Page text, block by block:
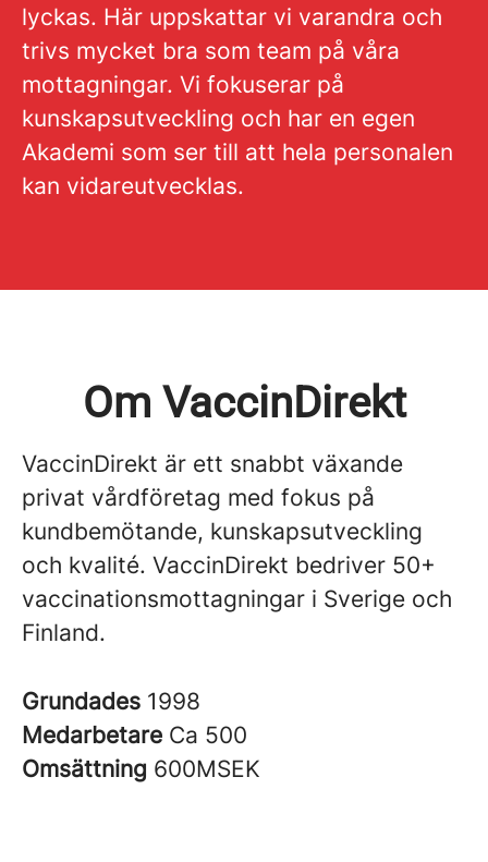
lyckas. Här uppskattar vi varandra och
trivs mycket bra som team på våra
mottagningar. Vi fokuserar på
kunskapsutveckling och har en egen
Akademi som ser till att hela personalen
kan vidareutvecklas.
Om VaccinDirekt
VaccinDirekt är ett snabbt växande
privat vårdföretag med fokus på
kundbemötande, kunskapsutveckling
och kvalité. VaccinDirekt bedriver 50+
vaccinationsmottagningar i Sverige och
Finland.
Grundades 1998
Medarbetare Ca 500
Omsättning 600MSEK